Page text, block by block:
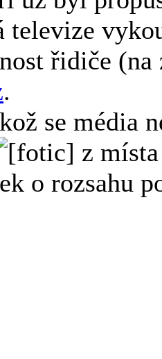
televize
řidiče
.
se média
z
o rozsahu